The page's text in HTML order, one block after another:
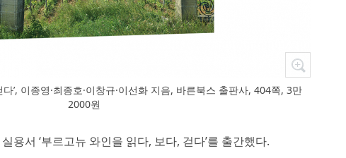
’, 이종영·최종호·이창규·이선화 지음, 바른북스 출판사, 404쪽, 3만
2000원
용서 ‘부르고뉴 와인을 읽다, 보다, 걷다’를 출간했다.